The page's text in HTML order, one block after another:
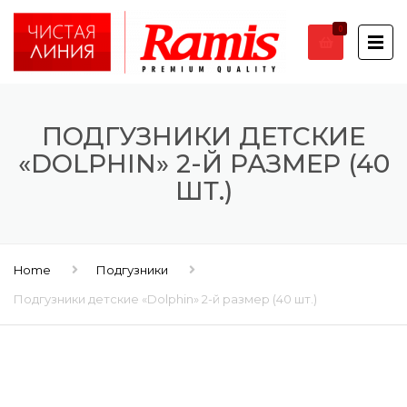
0
ПОДГУЗНИКИ ДЕТСКИЕ
«DOLPHIN» 2-Й РАЗМЕР (40
ШТ.)
Home
Подгузники
Подгузники детские «Dolphin» 2-й размер (40 шт.)